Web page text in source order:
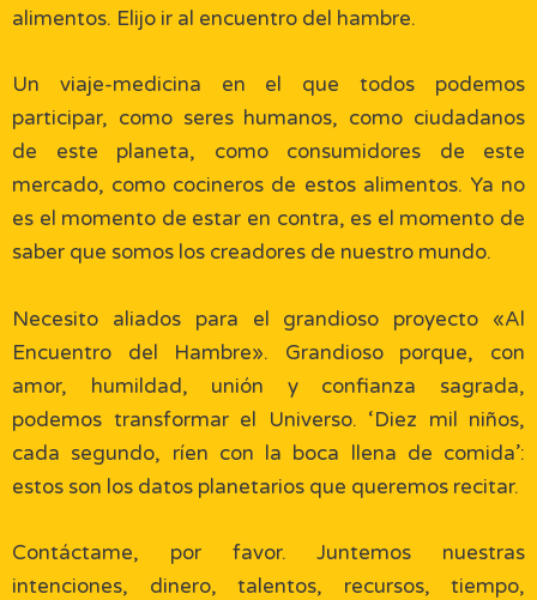
alimentos. Elijo ir al encuentro del hambre.
Un viaje-medicina en el que todos podemos
participar, como seres humanos, como ciudadanos
de este planeta, como consumidores de este
mercado, como cocineros de estos alimentos. Ya no
es el momento de estar en contra, es el momento de
saber que somos los creadores de nuestro mundo.
Necesito aliados para el grandioso proyecto «Al
Encuentro del Hambre». Grandioso porque, con
amor, humildad, unión y confianza sagrada,
podemos transformar el Universo. ‘Diez mil niños,
cada segundo, ríen con la boca llena de comida’:
estos son los datos planetarios que queremos recitar.
Contáctame, por favor. Juntemos nuestras
intenciones, dinero, talentos, recursos, tiempo,